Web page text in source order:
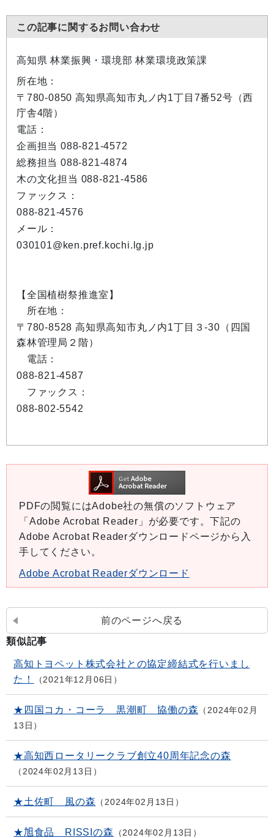
この記事に関するお問い合わせ
高知県 林業振興・環境部 林業環境政策課
所在地：
〒780-0850 高知県高知市丸ノ内1丁目7番52号（西
庁舎4階）
電話：
企画担当 088-821-4572
総務担当 088-821-4874
木の文化担当 088-821-4586
ファックス：
088-821-4576
メール：
030101@ken.pref.kochi.lg.jp
【全国植樹祭推進室】
所在地：
〒780-8528 高知県高知市丸ノ内1丁目３-30（四国
森林管理局２階）
電話：
088-821-4587
ファックス：
088-802-5542
PDFの閲覧にはAdobe社の無償のソフトウェア
「Adobe Acrobat Reader」が必要です。下記の
Adobe Acrobat Readerダウンロードページから入
手してください。
Adobe Acrobat Readerダウンロード
前のページへ戻る
類似記事
高知トヨペット株式会社との協定締結式を行いまし
た！
2021年12月06日
★四国コカ・コーラ 黒潮町 協働の森
2024年02月
13日
★高知西ロータリークラブ創立40周年記念の森
2024年02月13日
★土佐町 風の森 2024年02月13日
★旭食品 RISSIの森 2024年02月13日